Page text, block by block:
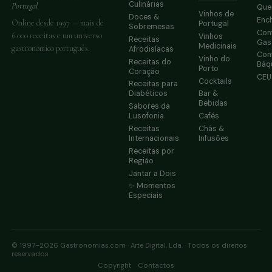
Portugal
Online desde 1997 — mais de
6.000 receitas e um universo
gastronómico português.
Culinárias
Doces &
Sobremesas
Receitas
Afrodisíacas
Receitas do
Coração
Receitas para
Diabéticos
Sabores da
Lusofonia
Receitas
Internacionais
Receitas por
Região
Jantar a Dois
✨ Momentos
Especiais
Vinhos de
Portugal
Vinhos
Medicinais
Vinho do
Porto
Cocktails
Bar &
Bebidas
Cafés
Chás &
Infusões
© 1997–2026 Gastronomias.com · Arte Digital, Lda. · Todos os direitos
reservados
Copyright
Contactos